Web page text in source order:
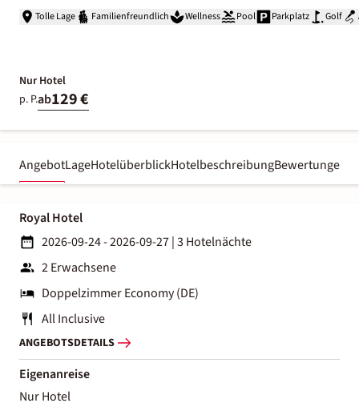
Tolle Lage Familienfreundlich Wellness Pool Parkplatz Golf
Nur Hotel
p. P.ab129 €
AngebotLageHotelüberblickHotelbeschreibungBewertungen
Royal Hotel
2026-09-24 - 2026-09-27|3 Hotelnächte
2 Erwachsene
Doppelzimmer Economy (DE)
All Inclusive
ANGEBOTSDETAILS
Eigenanreise
Nur Hotel